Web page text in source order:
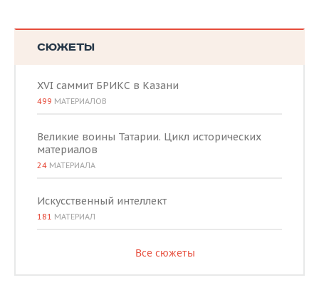
СЮЖЕТЫ
XVI саммит БРИКС в Казани
499 МАТЕРИАЛОВ
Великие воины Татарии. Цикл исторических
материалов
24 МАТЕРИАЛА
Искусственный интеллект
181 МАТЕРИАЛ
Все сюжеты